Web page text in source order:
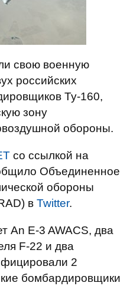
свою военную
российских
Ту-160,
зону
обороны.
со ссылкой на
Объединенное
обороны
в Twitter.
An E-3 AWACS, два
F-22 и два
2
бомбардировщики